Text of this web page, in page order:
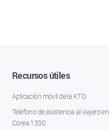
Recursos útiles
Aplicación móvil de la KTO
Teléfono de asistencia al viajero en
Corea 1330